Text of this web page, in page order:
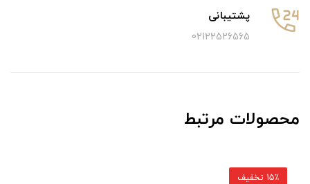
پشتیبانی
02122526565
محصولات مرتبط
15٪ تخفیف